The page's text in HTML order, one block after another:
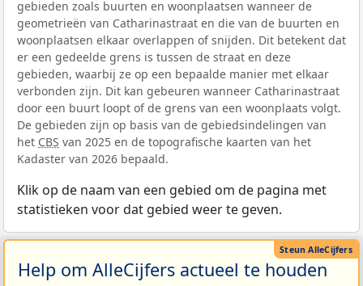
gebieden zoals buurten en woonplaatsen wanneer de
geometrieën van Catharinastraat en die van de buurten en
woonplaatsen elkaar overlappen of snijden. Dit betekent dat
er een gedeelde grens is tussen de straat en deze
gebieden, waarbij ze op een bepaalde manier met elkaar
verbonden zijn. Dit kan gebeuren wanneer Catharinastraat
door een buurt loopt of de grens van een woonplaats volgt.
De gebieden zijn op basis van de gebiedsindelingen van
het CBS van 2025 en de topografische kaarten van het
Kadaster van 2026 bepaald.
Klik op de naam van een gebied om de pagina met
statistieken voor dat gebied weer te geven.
Help om AlleCijfers actueel te houden